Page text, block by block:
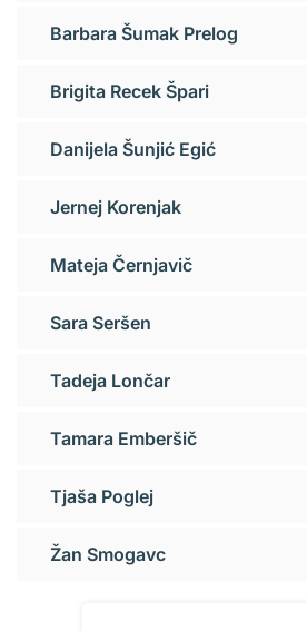
Barbara Šumak Prelog
Brigita Recek Špari
Danijela Šunjić Egić
Jernej Korenjak
Mateja Černjavič
Sara Seršen
Tadeja Lončar
Tamara Emberšič
Tjaša Poglej
Žan Smogavc